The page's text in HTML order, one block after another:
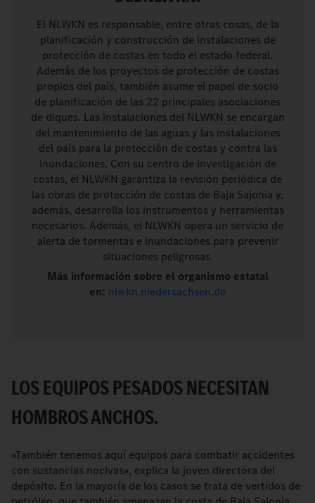
El NLWKN es responsable, entre otras cosas, de la
planificación y construcción de instalaciones de
protección de costas en todo el estado federal.
Además de los proyectos de protección de costas
propios del país, también asume el papel de socio
de planificación de las 22 principales asociaciones
de diques. Las instalaciones del NLWKN se encargan
del mantenimiento de las aguas y las instalaciones
del país para la protección de costas y contra las
inundaciones. Con su centro de investigación de
costas, el NLWKN garantiza la revisión periódica de
las obras de protección de costas de Baja Sajonia y,
además, desarrolla los instrumentos y herramientas
necesarios. Además, el NLWKN opera un servicio de
alerta de tormentas e inundaciones para prevenir
situaciones peligrosas.
Más información sobre el organismo estatal
en: nlwkn.niedersachsen.de
LOS EQUIPOS PESADOS NECESITAN
HOMBROS ANCHOS.
«También tenemos aquí equipos para combatir accidentes
con sustancias nocivas», explica la joven directora del
depósito. En la mayoría de los casos se trata de vertidos de